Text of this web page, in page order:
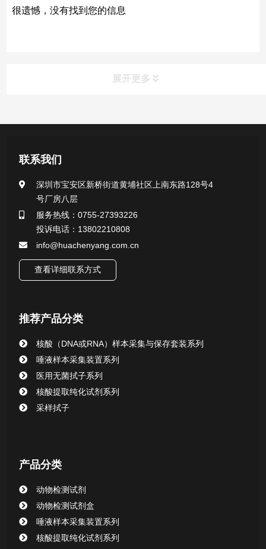
很遗憾，没有找到您的信息
展开更多
产品中心
医用无菌采样拭子系列
一次性使用采样器系列
微生物样本保存液（通用运输传媒介质）系列
核酸（DNA&RNA）样本采集与保存套装系列
唾液样本采集装置系列
清洁验证棉签系列
动物检测试剂
联系我们
深圳市宝安区新桥街道黄埔社区上南东路128号4
号厂房八层
服务热线：0755-27393226
投诉电话：13802210808
info@huachenyang.com.cn
查看详细联系方式
推荐产品分类
核酸（DNA或RNA）样本采集与保存套装系列
唾液样本采集装置系列
医用无菌拭子系列
核酸提取纯化试剂系列
采样拭子
产品分类
动物检测试剂
动物检测试剂盒
唾液样本采集装置系列
核酸提取纯化试剂系列